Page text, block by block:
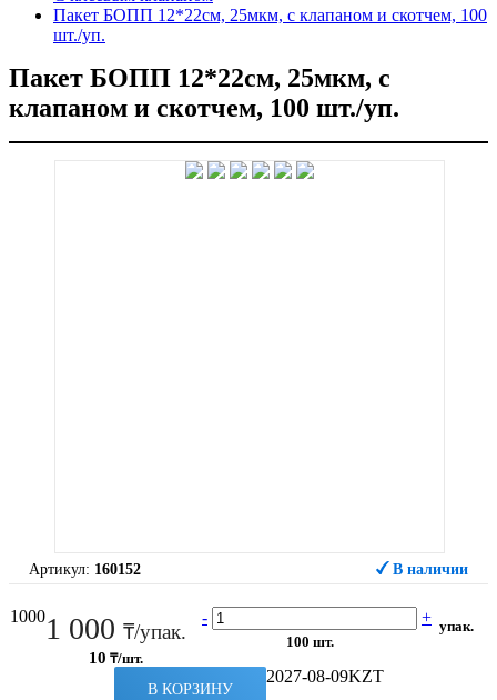
Пакет БОПП 12*22см, 25мкм, с клапаном и скотчем, 100
шт./уп.
Пакет БОПП 12*22см, 25мкм, с
клапаном и скотчем, 100 шт./уп.
Артикул: 160152 В наличии
10001 000 ₸/упак.
10 ₸/шт.
- +
100 шт.
упак.
В КОРЗИНУ
2027-08-09KZT